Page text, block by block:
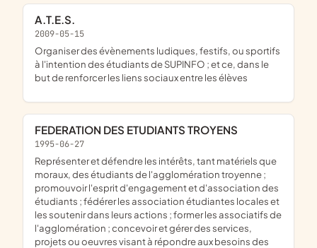
A.T.E.S.
2009-05-15
organiser des évènements ludiques, festifs, ou sportifs
à l'intention des étudiants de SUPINFO ; et ce, dans le
but de renforcer les liens sociaux entre les élèves
FEDERATION DES ETUDIANTS TROYENS
1995-06-27
représenter et défendre les intérêts, tant matériels que
moraux, des étudiants de l'agglomération troyenne ;
promouvoir l'esprit d'engagement et d'association des
étudiants ; fédérer les association étudiantes locales et
les soutenir dans leurs actions ; former les associatifs de
l'agglomération ; concevoir et gérer des services,
projets ou oeuvres visant à répondre aux besoins des